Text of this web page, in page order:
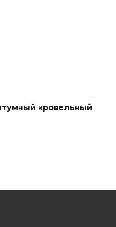
кровельный